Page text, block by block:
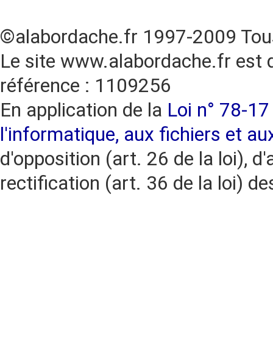
©alabordache.fr 1997-2009
Le site www.alabordache.fr est
référence : 1109256
En application de la Loi n° 78-
l'informatique, aux fichiers et
d'opposition (art. 26 de la loi),
rectification (art. 36 de la loi)